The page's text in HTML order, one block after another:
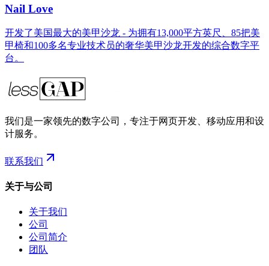
Nail Love
开发了美国最大的美甲沙龙 - 为拥有13,000平方英尺、85把美
甲椅和100多名专业技术员的奢华美甲沙龙开发的综合数字平
台。
我们是一家领先的数字公司，专注于网页开发、移动应用和设
计服务。
联系我们
关于与公司
关于我们
公司
公司简介
团队